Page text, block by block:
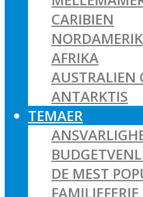
CARIBIEN
AFRIKA
AUSTRALIEN
ANTARKTIS
TEMAER
DE MEST
FAMILIEFERIE